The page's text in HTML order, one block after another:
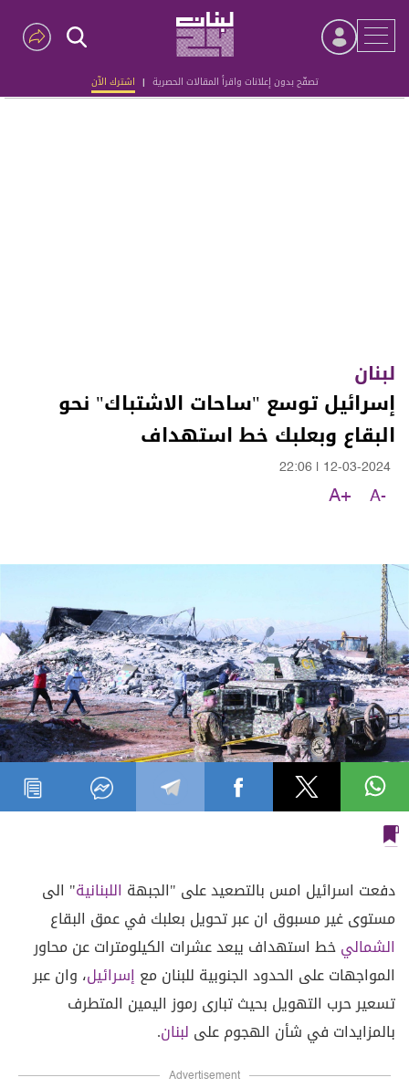
تصفّح بدون إعلانات واقرأ المقالات الحصرية | اشترك الآن
Advertisement
لبنان
إسرائيل توسع "ساحات الاشتباك" نحو
البقاع وبعلبك خط استهداف
12-03-2024
22:06
A-
A+
دفعت اسرائيل امس بالتصعيد على "الجبهة اللبنانية" الى
مستوى غير مسبوق ان عبر تحويل بعلبك في عمق البقاع
الشماليخط استهداف يبعد عشرات الكيلومترات عن محاور
المواجهات على الحدود الجنوبية للبنان مع إسرائيل، وان عبر
تسعير حرب التهويل بحيث تبارى رموز اليمين المتطرف
بالمزايدات في شأن الهجوم على لبنان.
Advertisement